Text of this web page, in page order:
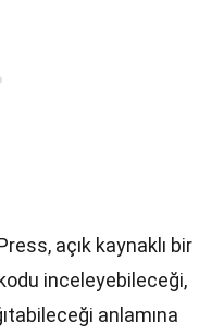
açık kaynaklı bir
kodu inceleyebileceği,
anlamına